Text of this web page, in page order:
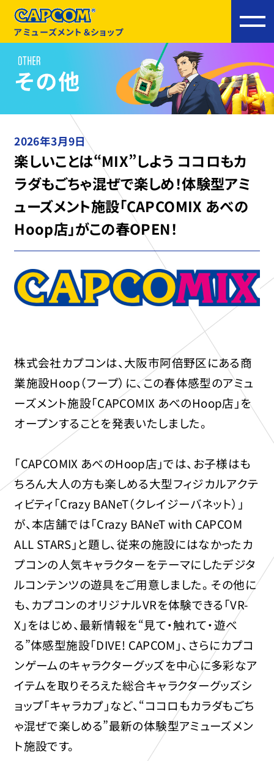
アミューズメント＆ショップ
2026年3月9日
楽しいことは“MIX”しよう ココロもカ
ラダもごちゃ混ぜで楽しめ！体験型アミ
ューズメント施設「CAPCOMIX あべの
Hoop店」がこの春OPEN！
株式会社カプコンは、大阪市阿倍野区にある商
業施設Hoop（フープ）に、この春体感型のアミュ
ーズメント施設「CAPCOMIX あべのHoop店」を
オープンすることを発表いたしました。
「CAPCOMIX あべのHoop店」では、お子様はも
ちろん大人の方も楽しめる大型フィジカルアクテ
ィビティ「Crazy BANeT（クレイジーバネット）」
が、本店舗では「Crazy BANeT with CAPCOM
ALL STARS」と題し、従来の施設にはなかったカ
プコンの人気キャラクターをテーマにしたデジタ
ルコンテンツの遊具をご用意しました。 その他に
も、カプコンのオリジナルVRを体験できる「VR-
X」をはじめ、最新情報を“見て・触れて・遊べ
る”体感型施設「DIVE! CAPCOM」、さらにカプコ
ンゲームのキャラクターグッズを中心に多彩なア
イテムを取りそろえた総合キャラクターグッズシ
ョップ「キャラカプ」など、“ココロもカラダもごち
ゃ混ぜで楽しめる”最新の体験型アミューズメン
ト施設です。